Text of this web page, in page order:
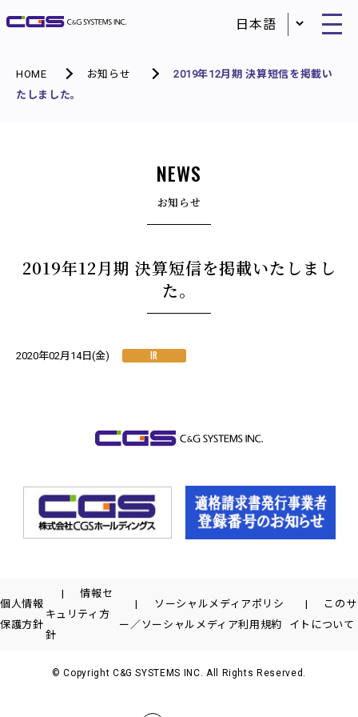
HOME お知らせ
2019年12月期 決算短信を掲載い
たしました。
NEWS
お知らせ
2019年12月期 決算短信を掲載いたしまし
た。
2020年02月14日(金) IR
個人情報
保護方針
情報セ
キュリティ方
針
ソーシャルメディアポリシ
ー／ソーシャルメディア利用規約
このサ
イトについて
© Copyright C&G SYSTEMS INC. All Rights Reserved.